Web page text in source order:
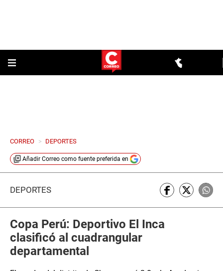
CORREO > DEPORTES
Añadir Correo como fuente preferida en
DEPORTES
Copa Perú: Deportivo El Inca
clasificó al cuadrangular
departamental